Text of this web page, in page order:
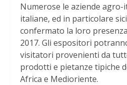
Numerose le aziende
italiane, ed in particolare
confermato la loro
2017. Gli espositori
visitatori provenienti da
prodotti e pietanze tipiche
Africa e Medioriente.